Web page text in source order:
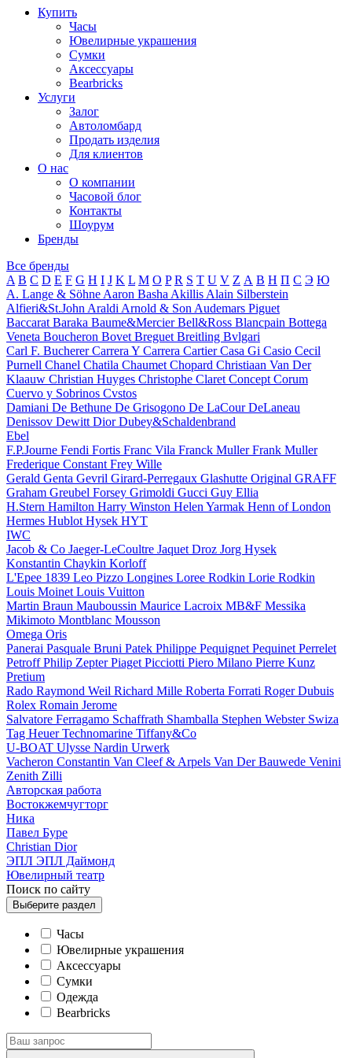
Купить
Часы
Ювелирные украшения
Сумки
Аксессуары
Bearbricks
Услуги
Залог
Автоломбард
Продать изделия
Для клиентов
О нас
О компании
Часовой блог
Контакты
Шоурум
Бренды
Все бренды
A B C D E F G H I J K L M O P R S T U V Z А В Н П С Э Ю
A. Lange & Söhne Aaron Basha Akillis Alain Silberstein
Alfieri&St.John Araldi Arnold & Son Audemars Piguet
Baccarat Baraka Baume&MercierBell&Ross Blancpain Bottega
Veneta Boucheron Bovet Breguet Breitling Bvlgari
Carl F. BuchererCarrera Y Carrera CartierCasa Gi Casio Cecil
Purnell Chanel Chatila Chaumet Chopard Christiaan Van Der
Klaauw Christian Huyges Christophe Claret Concept Corum
Cuervo y Sobrinos Cvstos
Damiani De Bethune De Grisogono De LaCourDeLaneau
Denissov Dewitt DiorDubey&Schaldenbrand
Ebel
F.P.Journe Fendi Fortis Franc Vila Franck MullerFrank Muller
Frederique Constant Frey Wille
Gerald Genta Gevril Girard-Perregaux Glashutte Original GRAFF
Graham Greubel Forsey Grimoldi Gucci Guy Ellia
H.Stern Hamilton Harry Winston Helen Yarmak Henn of London
Hermes Hublot Hysek HYT
IWC
Jacob & Co Jaeger-LeCoultre Jaquet Droz Jorg Hysek
Konstantin Chaykin Korloff
L'Epee 1839 Leo Pizzo Longines Loree Rodkin Lorie Rodkin
Louis Moinet Louis Vuitton
Martin Braun Mauboussin Maurice Lacroix MB&F Messika
Mikimoto Montblanc Mousson
Omega Oris
Panerai Pasquale Bruni Patek Philippe Pequignet Pequinet Perrelet
PetroffPhilip ZepterPiaget Picciotti Piero Milano Pierre Kunz
Pretium
Rado Raymond Weil Richard Mille Roberta Forrati Roger Dubuis
Rolex Romain Jerome
Salvatore Ferragamo Schaffrath Shamballa Stephen Webster Swiza
Tag HeuerTechnomarine Tiffany&Co
U-BOAT Ulysse Nardin Urwerk
Vacheron Constantin Van Cleef & Arpels Van Der Bauwede Venini
Zenith Zilli
Авторская работа
Востокжемчугторг
Ника
Павел Буре
Сhristian Dior
ЭПЛ ЭПЛ Даймонд
Ювелирный театр
Поиск по сайту
Выберите раздел
Часы
Ювелирные украшения
Аксессуары
Сумки
Одежда
Bearbricks